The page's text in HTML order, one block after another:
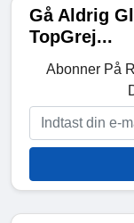
Gå Aldrig
TopGrej...
Abonner På